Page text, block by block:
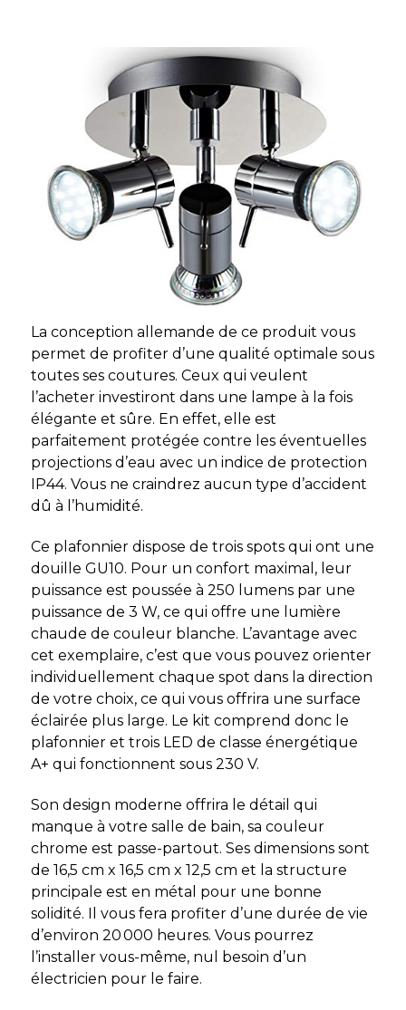
La conception allemande de ce produit vous
permet de profiter d’une qualité optimale sous
toutes ses coutures. Ceux qui veulent
l’acheter investiront dans une lampe à la fois
élégante et sûre. En effet, elle est
parfaitement protégée contre les éventuelles
projections d’eau avec un indice de protection
IP44. Vous ne craindrez aucun type d’accident
dû à l’humidité.
Ce plafonnier dispose de trois spots qui ont une
douille GU10. Pour un confort maximal, leur
puissance est poussée à 250 lumens par une
puissance de 3 W, ce qui offre une lumière
chaude de couleur blanche. L’avantage avec
cet exemplaire, c’est que vous pouvez orienter
individuellement chaque spot dans la direction
de votre choix, ce qui vous offrira une surface
éclairée plus large. Le kit comprend donc le
plafonnier et trois LED de classe énergétique
A+ qui fonctionnent sous 230 V.
Son design moderne offrira le détail qui
manque à votre salle de bain, sa couleur
chrome est passe-partout. Ses dimensions sont
de 16,5 cm x 16,5 cm x 12,5 cm et la structure
principale est en métal pour une bonne
solidité. Il vous fera profiter d’une durée de vie
d’environ 20 000 heures. Vous pourrez
l’installer vous-même, nul besoin d’un
électricien pour le faire.